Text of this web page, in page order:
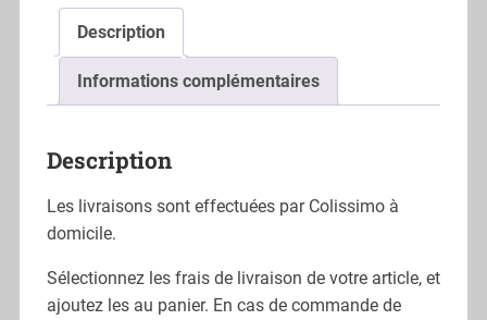
Description
Informations complémentaires
Description
Les livraisons sont effectuées par Colissimo à
domicile.
Sélectionnez les frais de livraison de votre article, et
ajoutez les au panier. En cas de commande de